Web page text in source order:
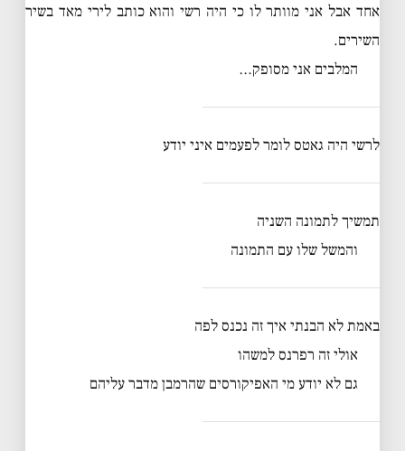
אחד אבל אני מוותר לו כי היה רשי והוא כותב לירי מאד בשיר
השירים.
המלבים אני מסופק…
לרשי היה גאטס לומר לפעמים איני יודע
תמשיך לתמונה השניה
והמשל שלו עם התמונה
באמת לא הבנתי איך זה נכנס לפה
אולי זה רפרנס למשהו
גם לא יודע מי האפיקורסים שהרמבן מדבר עליהם